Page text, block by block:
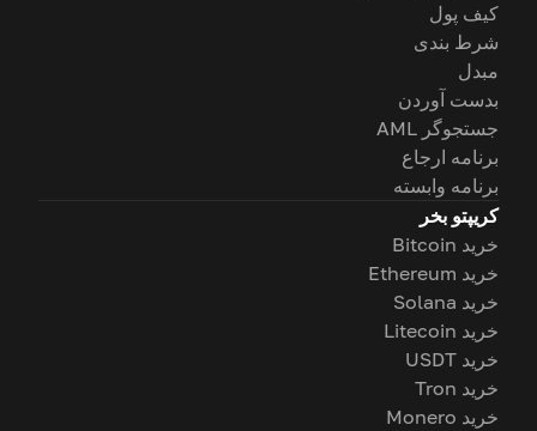
کیف پول
شرط بندی
مبدل
بدست آوردن
جستجوگر AML
برنامه ارجاع
برنامه وابسته
کریپتو بخر
خرید Bitcoin
خرید Ethereum
خرید Solana
خرید Litecoin
خرید USDT
خرید Tron
خرید Monero